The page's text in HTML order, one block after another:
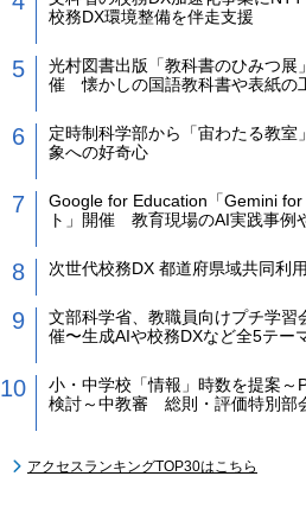
校務DX環境整備を伴走支援
光村図書出版「教科書のひみつ展
催 懐かしの国語教科書や表紙の
定時制科学部から「宙わたる教
象への好奇心
Google for Education「Gemini
ト」開催 教育現場のAI実践事例
次世代校務DX 都道府県域共同利
文部科学省、教職員向けプチ学習
催〜生成AIや校務DXなど全5テー
小・中学校「情報」時数を提案～
検討～中教審 総則・評価特別部
アクセスランキングTOP30はこちら